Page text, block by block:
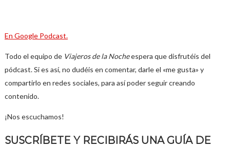
En Google Podcast.
Todo el equipo de Viajeros de la Nocheespera que disfrutéis del
pódcast. Si es así, no dudéis en comentar, darle el «me gusta» y
compartirlo en redes sociales, para así poder seguir creando
contenido.
¡Nos escuchamos!
SUSCRÍBETE Y RECIBIRÁS UNA GUÍA DE